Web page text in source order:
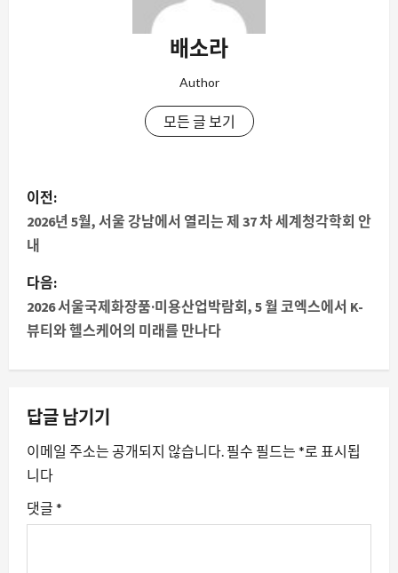
배소라
Author
모든 글 보기
게
시
내
비
게
이
션
이전:
2026년 5월, 서울 강남에서 열리는 제 37 차 세계청각학회 안
내
다음:
2026 서울국제화장품·미용산업박람회, 5 월 코엑스에서 K-
뷰티와 헬스케어의 미래를 만나다
답글 남기기
이메일 주소는 공개되지 않습니다. 필수 필드는 *로 표시됩
니다
댓글 *